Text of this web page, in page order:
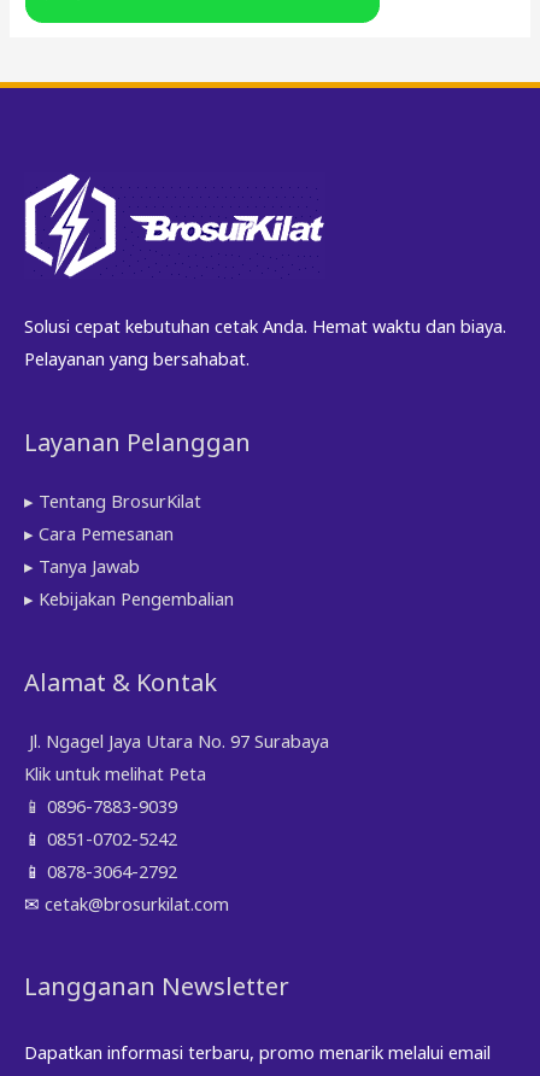
Solusi cepat kebutuhan cetak Anda. Hemat waktu dan biaya.
Pelayanan yang bersahabat.
Layanan Pelanggan
▸ Tentang BrosurKilat
▸ Cara Pemesanan
▸ Tanya Jawab
▸ Kebijakan Pengembalian
Alamat & Kontak
Jl. Ngagel Jaya Utara No. 97 Surabaya
Klik untuk melihat Peta
📱 0896-7883-9039
📱 0851-0702-5242
📱 0878-3064-2792
✉ cetak@brosurkilat.com
Langganan Newsletter
Dapatkan informasi terbaru, promo menarik melalui email